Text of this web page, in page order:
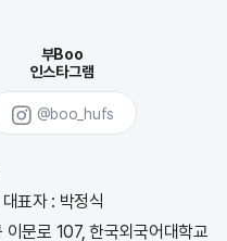
부Boo
인스타그램
@boo_hufs
대표자 : 박정식
문로 107, 한국외국어대학교